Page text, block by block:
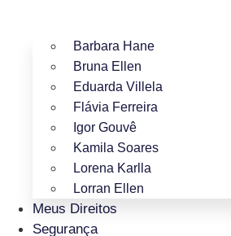
Barbara Hane
Bruna Ellen
Eduarda Villela
Flávia Ferreira
Igor Gouvê
Kamila Soares
Lorena Karlla
Lorran Ellen
Meus Direitos
Segurança